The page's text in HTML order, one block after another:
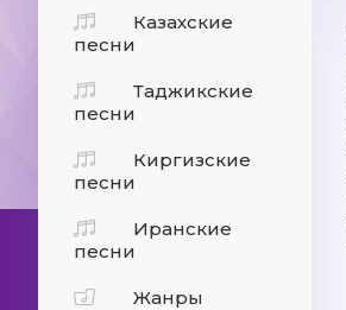
Казахские
песни
Таджикские
песни
Киргизские
песни
Иранские
песни
Жанры